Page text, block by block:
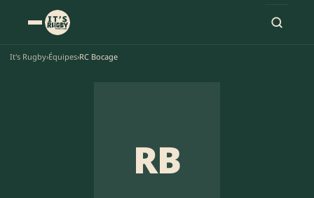
It's Rugby›Équipes›RC Bocage
RB